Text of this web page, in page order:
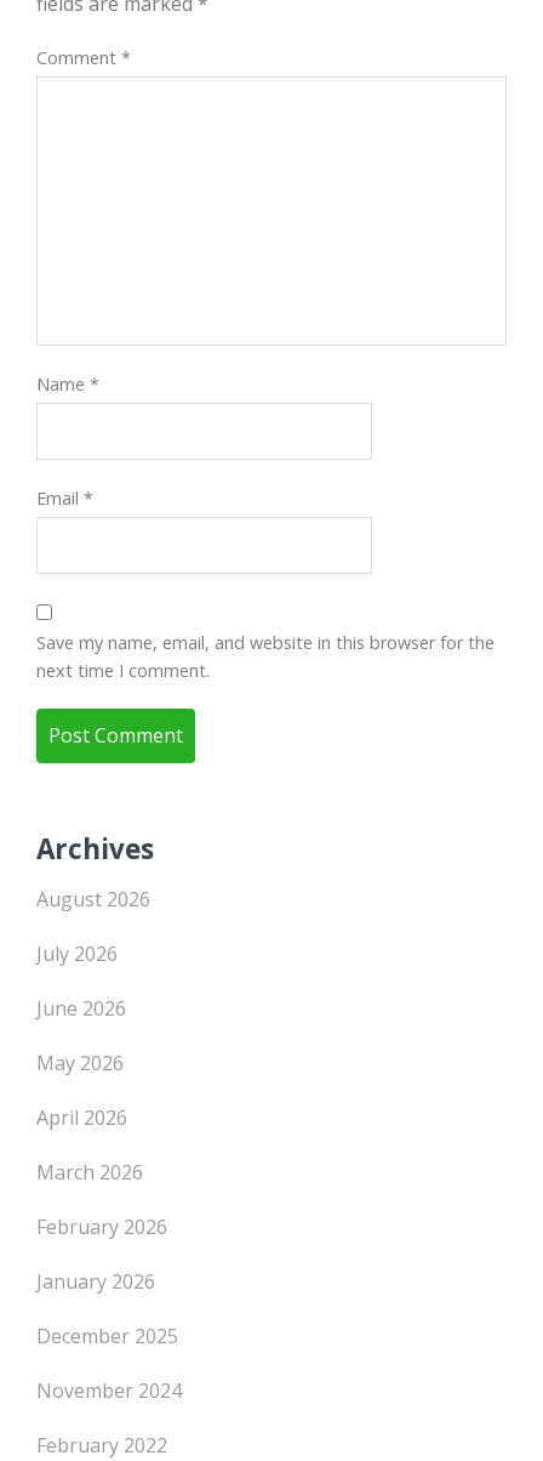
Comment *
Name *
Email *
Save my name, email, and website in this browser for the
next time I comment.
Archives
August 2026
July 2026
June 2026
May 2026
April 2026
March 2026
February 2026
January 2026
December 2025
November 2024
February 2022